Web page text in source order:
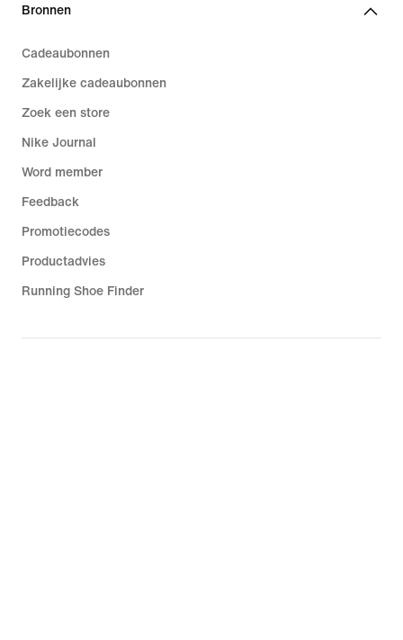
Bronnen
Cadeaubonnen
Zakelijke cadeaubonnen
Zoek een store
Nike Journal
Word member
Feedback
Promotiecodes
Productadvies
Running Shoe Finder